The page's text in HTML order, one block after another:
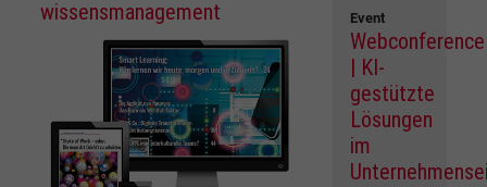
wissensmanagement
Event
Webconference
| KI-
gestützte
Lösungen
im